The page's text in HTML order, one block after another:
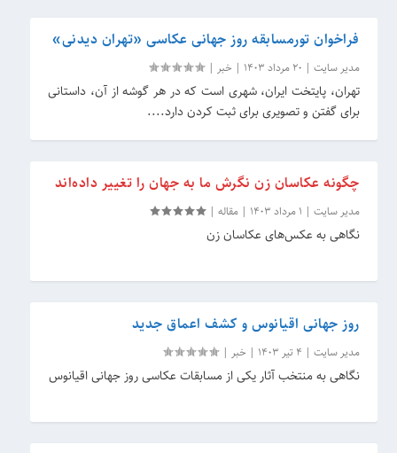
فراخوان تورمسابقه روز جهانی عکاسی «تهران دیدنی»
مدیر سایت | 20 مرداد 1403 | خبر |
تهران، پایتخت ایران، شهری است که در هر گوشه از آن، داستانی
برای گفتن و تصویری برای ثبت کردن دارد....
چگونه عکاسان زن نگرش ما به جهان را تغییر داده‌اند
مدیر سایت | 1 مرداد 1403 |مقاله |
نگاهی به عکس‌های عکاسان زن
روز جهانی اقیانوس و کشف اعماق جدید
مدیر سایت | 4 تیر 1403 | خبر |
نگاهی به منتخب آثار یکی از مسابقات عکاسی روز جهانی اقیانوس